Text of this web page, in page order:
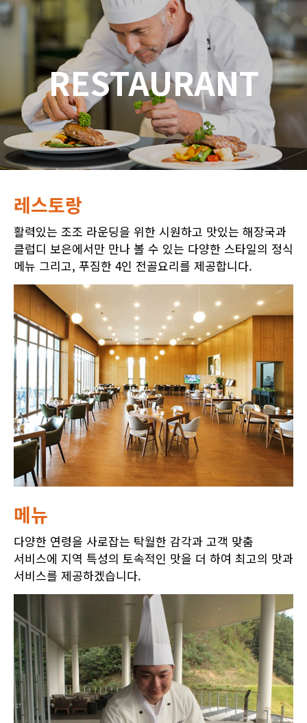
RESTAURANT
레스토랑
활력있는 조조 라운딩을 위한 시원하고 맛있는 해장국과
클럽디 보은에서만 만나 볼 수 있는 다양한 스타일의 정식
메뉴 그리고, 푸짐한 4인 전골요리를 제공합니다.
메뉴
다양한 연령을 사로잡는 탁월한 감각과 고객 맞춤
서비스에 지역 특성의 토속적인 맛을 더 하여 최고의 맛과
서비스를 제공하겠습니다.